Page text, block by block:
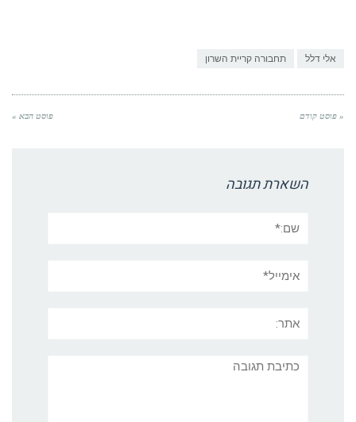
אלי דלל תחבורה קריית השרון
« פוסט קודם פוסט הבא »
השארת תגובה